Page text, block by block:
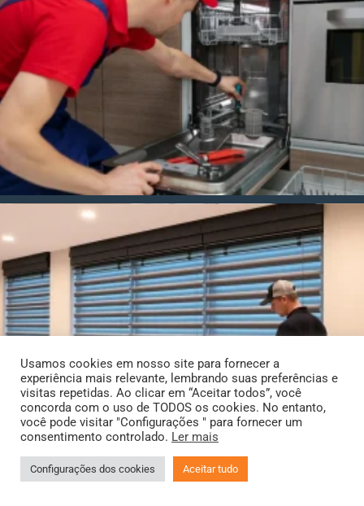
Usamos cookies em nosso site para fornecer a
experiência mais relevante, lembrando suas preferências e
visitas repetidas. Ao clicar em “Aceitar todos”, você
concorda com o uso de TODOS os cookies. No entanto,
você pode visitar "Configurações " para fornecer um
consentimento controlado. Ler mais
Configurações dos cookies Aceitar tudo